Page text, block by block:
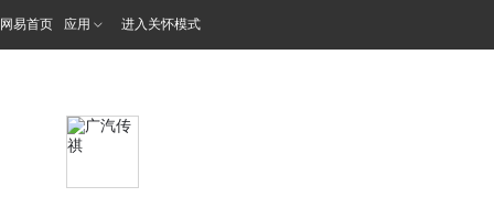
网易首页 应用 进入关怀模式